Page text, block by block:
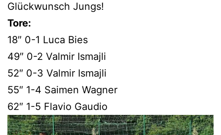
Glückwunsch Jungs!
Tore:
18″ 0-1 Luca Bies
49″ 0-2 Valmir Ismajli
52″ 0-3 Valmir Ismajli
55″ 1-4 Saimen Wagner
62″ 1-5 Flavio Gaudio